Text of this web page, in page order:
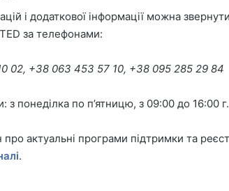
і додаткової інформації можна
за телефонами:
02, +38 063 453 57 10, +38 095 285 29 84
з понеділка по п’ятницю, з 09:00 до 16:00 г.
про актуальні програми підтримки та
.